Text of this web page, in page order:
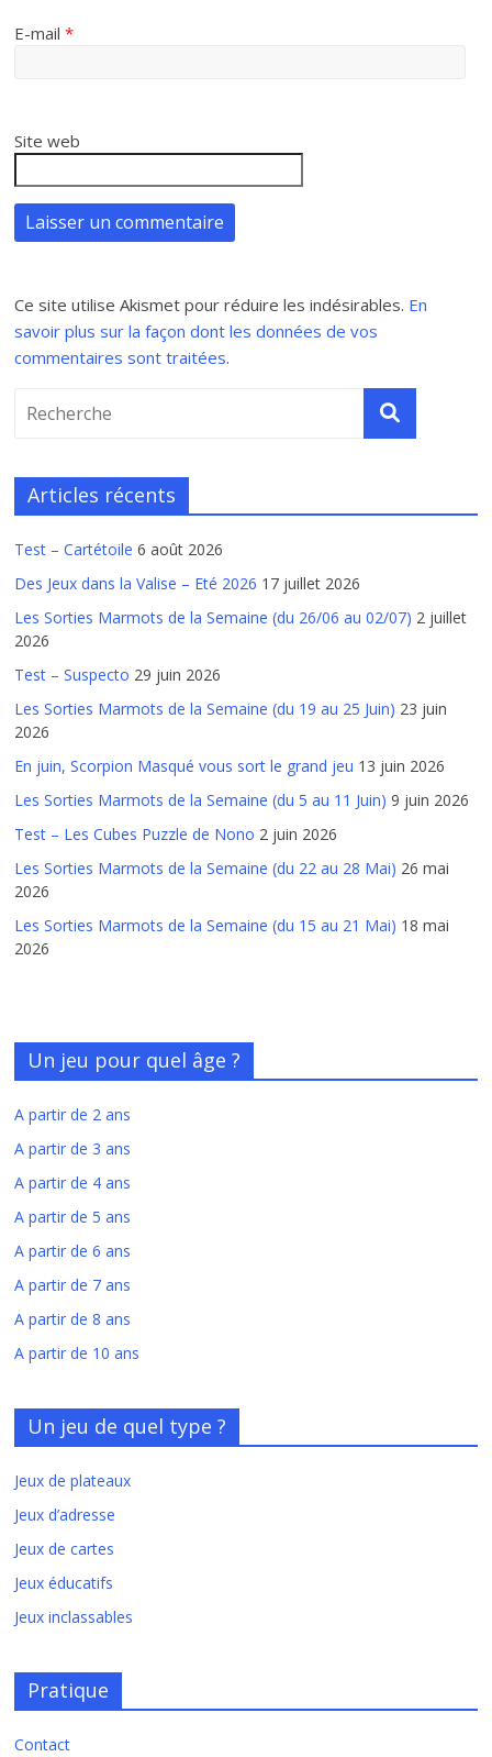
E-mail*
Site web
Ce site utilise Akismet pour réduire les indésirables. En
savoir plus sur la façon dont les données de vos
commentaires sont traitées.
Articles récents
Test – Cartétoile 6 août 2026
Des Jeux dans la Valise – Eté 2026 17 juillet 2026
Les Sorties Marmots de la Semaine (du 26/06 au 02/07) 2 juillet
2026
Test – Suspecto 29 juin 2026
Les Sorties Marmots de la Semaine (du 19 au 25 Juin) 23 juin
2026
En juin, Scorpion Masqué vous sort le grand jeu 13 juin 2026
Les Sorties Marmots de la Semaine (du 5 au 11 Juin) 9 juin 2026
Test – Les Cubes Puzzle de Nono 2 juin 2026
Les Sorties Marmots de la Semaine (du 22 au 28 Mai) 26 mai
2026
Les Sorties Marmots de la Semaine (du 15 au 21 Mai) 18 mai
2026
Un jeu pour quel âge ?
A partir de 2 ans
A partir de 3 ans
A partir de 4 ans
A partir de 5 ans
A partir de 6 ans
A partir de 7 ans
A partir de 8 ans
A partir de 10 ans
Un jeu de quel type ?
Jeux de plateaux
Jeux d’adresse
Jeux de cartes
Jeux éducatifs
Jeux inclassables
Pratique
Contact